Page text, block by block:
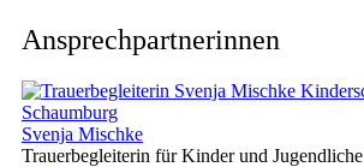
Ansprechpartnerinnen
Svenja Mischke
Trauerbegleiterin für Kinder und Jugendliche